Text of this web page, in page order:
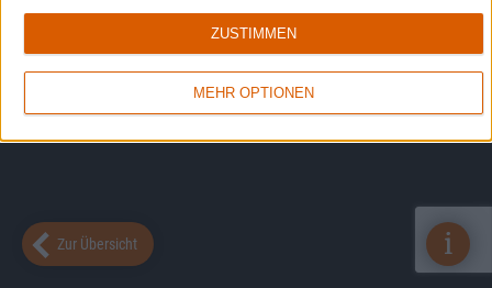
MEHR OPTIONEN
ZUSTIMMEN
Zur Übersicht i